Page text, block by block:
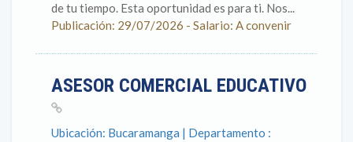
de tu tiempo. Esta oportunidad es para ti. Nos...
Publicación: 29/07/2026 - Salario: A convenir
ASESOR COMERCIAL EDUCATIVO
Ubicación: Bucaramanga | Departamento :